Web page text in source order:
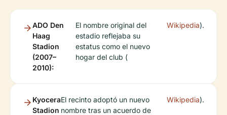
ADO Den
Haag
Stadion
(2007–
2010):
El nombre original del
estadio reflejaba su
estatus como el nuevo
hogar del club (
Wikipedia).
Kyocera
Stadion
El recinto adoptó un nuevo
nombre tras un acuerdo de
Wikipedia).